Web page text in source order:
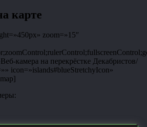
карте
zoom=»15″
камера на перекрёстке Декабристов/
icon=»islands#blueStretchyIcon»